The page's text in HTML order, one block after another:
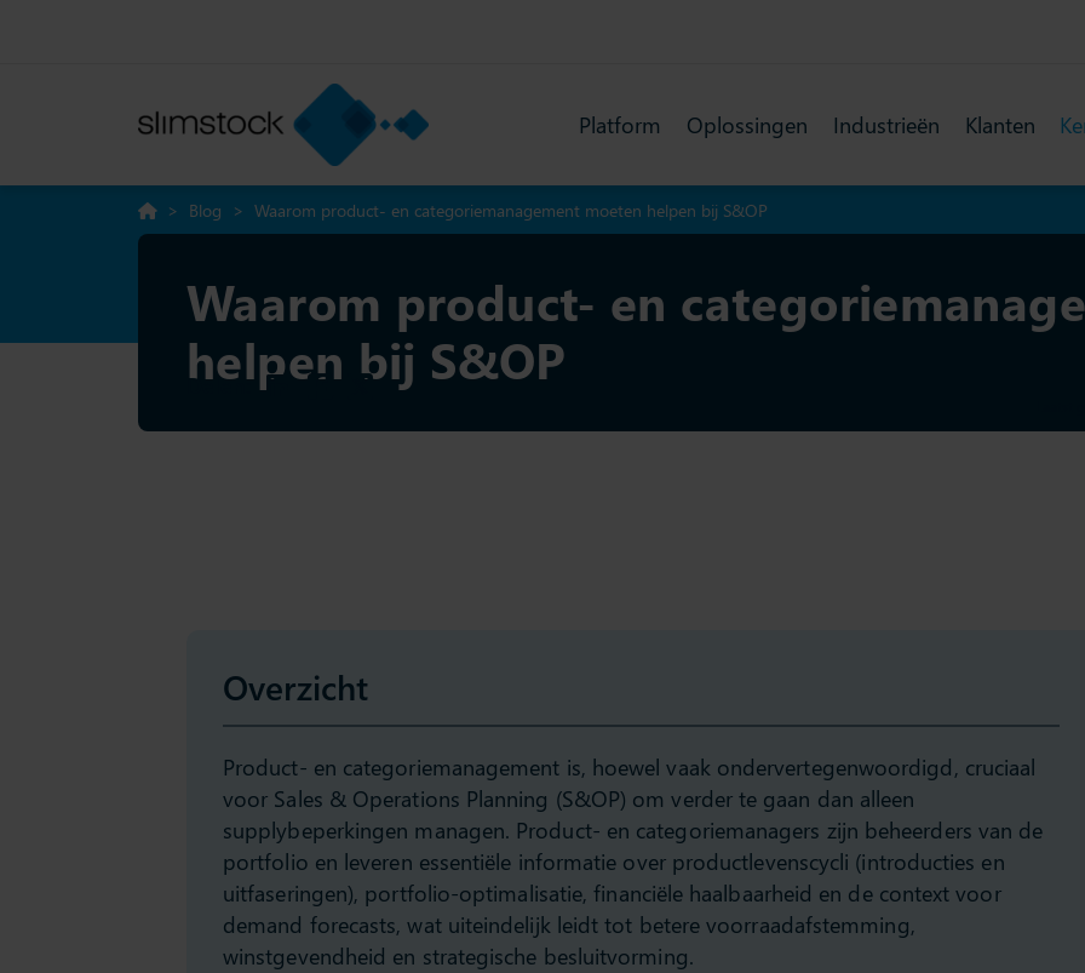
Platform Oplossingen Industrieën Klanten
> Blog > Waarom product- en categoriemanagement moeten helpen bij S&OP
Waarom product- en
helpen bij S&OP
Delen:
Overzicht
Product- en categoriemanagement is, hoewel vaak ondervertegenwoordigd, cruciaal
voor Sales & Operations Planning (S&OP) om verder te gaan dan alleen
supplybeperkingen managen. Product- en categoriemanagers zijn beheerders van de
portfolio en leveren essentiële informatie over productlevenscycli (introducties en
uitfaseringen), portfolio-optimalisatie, financiële haalbaarheid en de context voor
demand forecasts, wat uiteindelijk leidt tot betere voorraadafstemming,
winstgevendheid en strategische besluitvorming.